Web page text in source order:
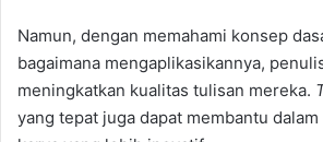
Namun, dengan memahami konsep
bagaimana mengaplikasikannya,
meningkatkan kualitas tulisan mereka.
yang tepat juga dapat membantu